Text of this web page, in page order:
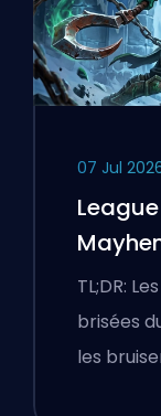
07 Jul
bottes
TL;DR:
brisées
les